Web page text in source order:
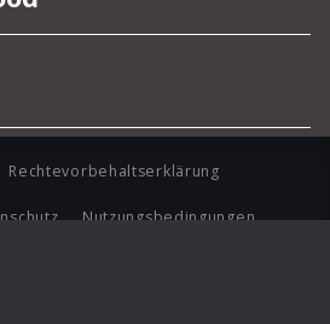
Rechtevorbehaltserklärung
Nutzungsbedingungen